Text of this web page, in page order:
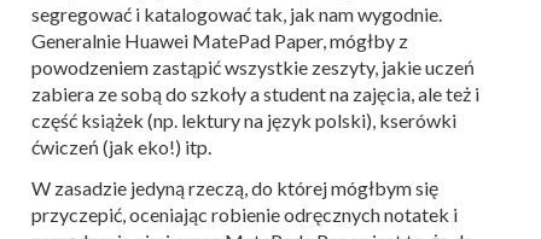
segregować i katalogować tak, jak nam wygodnie.
Generalnie Huawei MatePad Paper, mógłby z
powodzeniem zastąpić wszystkie zeszyty, jakie uczeń
zabiera ze sobą do szkoły a student na zajęcia, ale też i
część książek (np. lektury na język polski), kserówki
ćwiczeń (jak eko!) itp.
W zasadzie jedyną rzeczą, do której mógłbym się
przyczepić, oceniając robienie odręcznych notatek i